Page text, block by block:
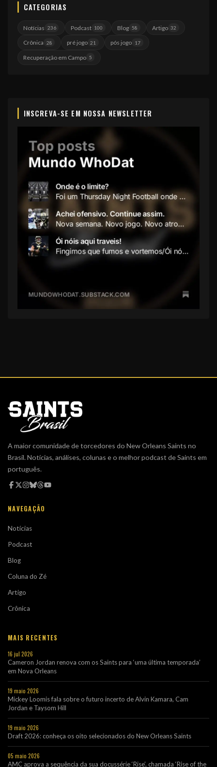
CATEGORIAS
Notícias 236 Podcast 100 Blog 58 Artigo 32
Crônica 28 pré jogo 21 pós jogo 17
Recuperação em Campo 5
INSCREVA-SE EM NOSSA NEWSLETTER
A maior comunidade de torcedores do New Orleans Saints no
Brasil. Notícias, análises, colunas e o melhor podcast de Saints em
português.
NAVEGAÇÃO
Notícias
Podcast
Blog
Coluna do Zé
Artigo
Crônica
MAIS RECENTES
16 jul 2026
Cameron Jordan renova com os Saints para ‘uma última temporada’
em Nova Orleans
19 maio 2026
Mickey Loomis fala sobre o futuro incerto de Alvin Kamara, Cam
Jordan e Taysom Hill
19 maio 2026
Draft 2026: conheça os oito selecionados do New Orleans Saints
05 maio 2026
AMC aprova a sequência da sua docussérie ‘Rise’, chamada ‘Rise of the